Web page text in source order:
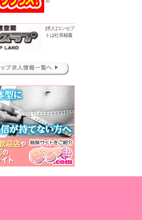
[求人]コンセプ
トは社長秘書